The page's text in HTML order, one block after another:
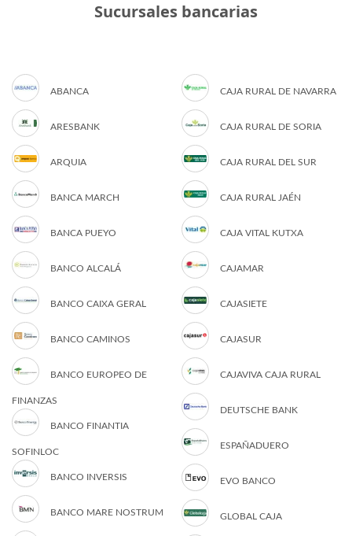
Sucursales bancarias
ABANCA
ARESBANK
ARQUIA
BANCA MARCH
BANCA PUEYO
BANCO ALCALÁ
BANCO CAIXA GERAL
BANCO CAMINOS
BANCO EUROPEO DE
FINANZAS
BANCO FINANTIA
SOFINLOC
BANCO INVERSIS
BANCO MARE NOSTRUM
CAJA RURAL DE NAVARRA
CAJA RURAL DE SORIA
CAJA RURAL DEL SUR
CAJA RURAL JAÉN
CAJA VITAL KUTXA
CAJAMAR
CAJASIETE
CAJASUR
CAJAVIVA CAJA RURAL
DEUTSCHE BANK
ESPAÑADUERO
EVO BANCO
GLOBAL CAJA